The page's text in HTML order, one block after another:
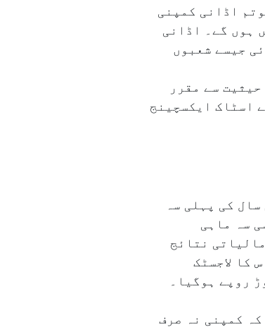
نافذ العمل ہوگی۔ اب گوتم اڈانی کمپنی
ہوں گے۔ اڈانی
اور توانائی جیسے شعبوں
حیثیت سے مقرر
اسٹاک ایکسچینج
کی پہلی سہ
اسی سہ ماہی
کے مالیاتی نتائج
کے دوران اس کا لاجسٹک
سال کی اسی سہ ماہی میں۵۷۱؍ کروڑ روپے سے بڑھ کر۱۱۶۹؍ کروڑ روپے ہوگیا۔
کمپنی نہ صرف